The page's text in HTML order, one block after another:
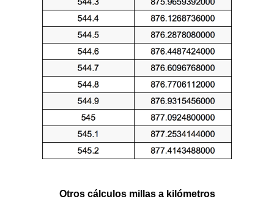
Otros cálculos millas a kilómetros